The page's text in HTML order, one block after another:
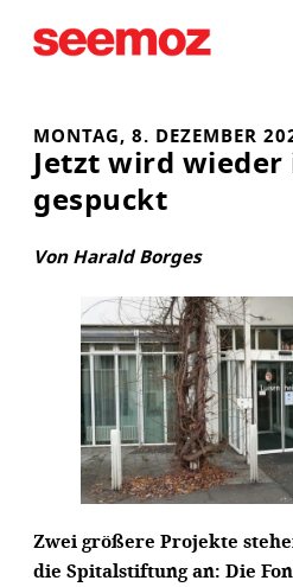
Inhalt
MONTAG, 8. DEZEMBER
Jetzt wird
gespuckt
Von Harald Borges
Zwei größere Projekte
die Spitalstiftung an: Die